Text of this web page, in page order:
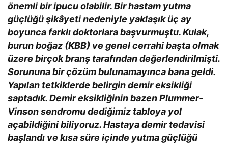
önemli bir ipucu olabilir. Bir hastam yutma
güçlüğü şikâyeti nedeniyle yaklaşık üç ay
boyunca farklı doktorlara başvurmuştu. Kulak,
burun boğaz (KBB) ve genel cerrahi başta olmak
üzere birçok branş tarafından değerlendirilmişti.
Sorununa bir çözüm bulunamayınca bana geldi.
Yapılan tetkiklerde belirgin demir eksikliği
saptadık. Demir eksikliğinin bazen Plummer-
Vinson sendromu dediğimiz tabloya yol
açabildiğini biliyoruz. Hastaya demir tedavisi
başlandı ve kısa süre içinde yutma güçlüğü